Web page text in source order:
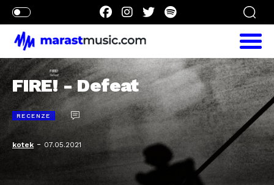
FIRE! - Defeat
RECENZE
kotek - 07.05.2021